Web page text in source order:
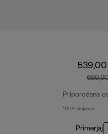
Priporočena
*DDV vključen
Primerjaj